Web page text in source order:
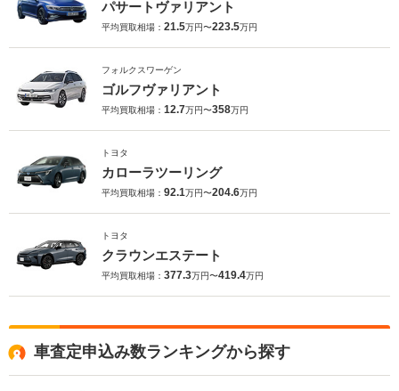
パサートヴァリアント
平均買取相場： 21.5万円〜223.5万円
フォルクスワーゲン
ゴルフヴァリアント
平均買取相場： 12.7万円〜358万円
トヨタ
カローラツーリング
平均買取相場： 92.1万円〜204.6万円
トヨタ
クラウンエステート
平均買取相場： 377.3万円〜419.4万円
車査定申込み数ランキングから探す